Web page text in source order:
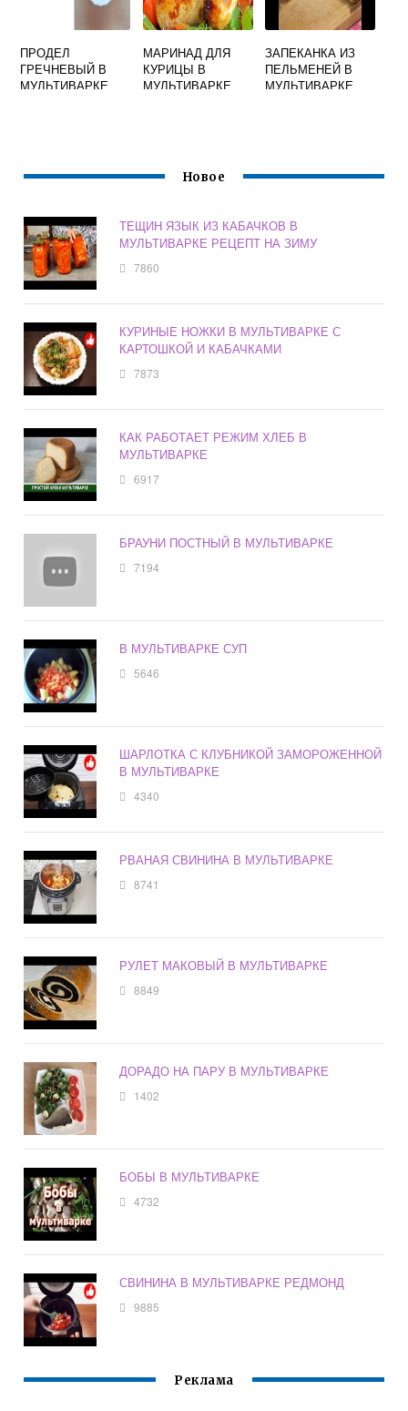
ПРОДЕЛ
ГРЕЧНЕВЫЙ В
МУЛЬТИВАРКЕ
МАРИНАД ДЛЯ
КУРИЦЫ В
МУЛЬТИВАРКЕ
ЗАПЕКАНКА ИЗ
ПЕЛЬМЕНЕЙ В
МУЛЬТИВАРКЕ
Новое
ТЕЩИН ЯЗЫК ИЗ КАБАЧКОВ В
МУЛЬТИВАРКЕ РЕЦЕПТ НА ЗИМУ
7860
КУРИНЫЕ НОЖКИ В МУЛЬТИВАРКЕ С
КАРТОШКОЙ И КАБАЧКАМИ
7873
КАК РАБОТАЕТ РЕЖИМ ХЛЕБ В
МУЛЬТИВАРКЕ
6917
БРАУНИ ПОСТНЫЙ В МУЛЬТИВАРКЕ
7194
В МУЛЬТИВАРКЕ СУП
5646
ШАРЛОТКА С КЛУБНИКОЙ ЗАМОРОЖЕННОЙ
В МУЛЬТИВАРКЕ
4340
РВАНАЯ СВИНИНА В МУЛЬТИВАРКЕ
8741
РУЛЕТ МАКОВЫЙ В МУЛЬТИВАРКЕ
8849
ДОРАДО НА ПАРУ В МУЛЬТИВАРКЕ
1402
БОБЫ В МУЛЬТИВАРКЕ
4732
СВИНИНА В МУЛЬТИВАРКЕ РЕДМОНД
9885
Реклама